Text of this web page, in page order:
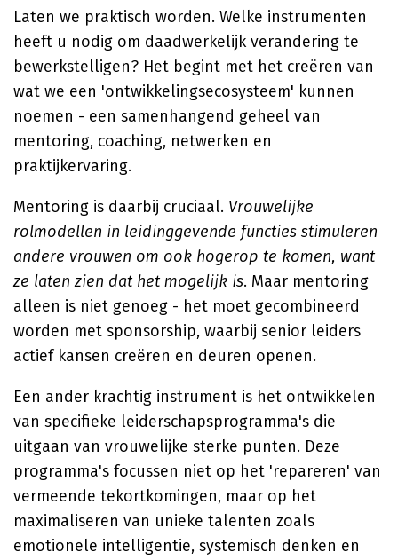
Laten we praktisch worden. Welke instrumenten
heeft u nodig om daadwerkelijk verandering te
bewerkstelligen? Het begint met het creëren van
wat we een 'ontwikkelingsecosysteem' kunnen
noemen - een samenhangend geheel van
mentoring, coaching, netwerken en
praktijkervaring.
Mentoring is daarbij cruciaal. Vrouwelijke
rolmodellen in leidinggevende functies stimuleren
andere vrouwen om ook hogerop te komen, want
ze laten zien dat het mogelijk is. Maar mentoring
alleen is niet genoeg - het moet gecombineerd
worden met sponsorship, waarbij senior leiders
actief kansen creëren en deuren openen.
Een ander krachtig instrument is het ontwikkelen
van specifieke leiderschapsprogramma's die
uitgaan van vrouwelijke sterke punten. Deze
programma's focussen niet op het 'repareren' van
vermeende tekortkomingen, maar op het
maximaliseren van unieke talenten zoals
emotionele intelligentie, systemisch denken en